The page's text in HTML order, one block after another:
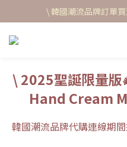
\ 韓國潮流品牌訂單
\ 2025聖誕限量版
Hand Cream
韓國潮流品牌代購連線期